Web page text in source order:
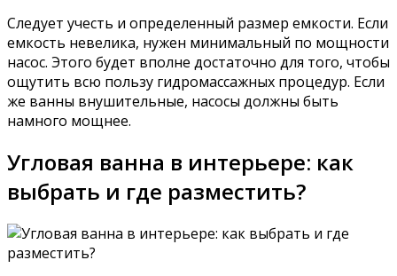
Следует учесть и определенный размер емкости. Если
емкость невелика, нужен минимальный по мощности
насос. Этого будет вполне достаточно для того, чтобы
ощутить всю пользу гидромассажных процедур. Если
же ванны внушительные, насосы должны быть
намного мощнее.
Угловая ванна в интерьере: как
выбрать и где разместить?